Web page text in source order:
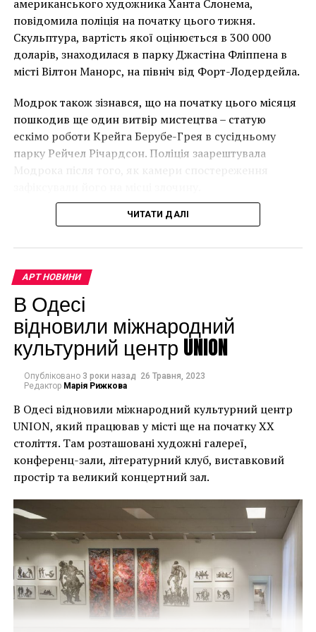
Facebook
Twitter
Pinterest
WhatsApp
ViberTelegram
Copy
Link
КОРОЛЕВСТВО КАМБОДЖА МУЗЕЙ ГИМЕ
СТАТУЯ
ЭТЬЕН ЭЙМОНЬЕР
Найден неизвестный натюрморт Гогена
ПОПЕРЕДНЯ СТАТТЯ
В Арктике нашли 8 мумий в древней могиле
Лоустофті на східному узбережжі Англії 8 серпня 2021
року. (Фото Джастіна Талліса / AFP)
В інтерв’ю “Таймс” пан Куттс сказав:
“Спочатку це було
неймовірно, але з
розвитком подій це
стало надзвичайно
впевнений, що Бенксі
усвідомлює
непередбачувані
наслідки для власників
будинків. Якби ми
могли повернути час
назад, ми б це
зробили”.
Хулігани, які намагалися зафарбувати мурал, злодії,
які відколювали зафарбовані фрагменти, щоб
продати їх у Facebook, тріщини в стіні та члени
окружної ради – це лише деякі з неприємностей, з
якими довелося зіткнутися Куттсам. Після крадіжки
їм довелося за власний кошт найняти охоронця,
який би наглядав за муралом вночі.
Єдиний вихід, кажуть Куттси, – це зняти 22-тонну
фреску, а для цього за останній місяць довелося
“зміцнити її 12 шарами смоли, скловолокна і
п’ятьма тоннами сталі, а також використовувати 40-
футовий кран, щоб забрати її”.
американського художника Ханта Слонема,
повідомила поліція на початку цього тижня.
Скульптура, вартість якої оцінюється в 300 000
доларів, знаходилася в парку Джастіна Фліппена в
місті Вілтон Манорс, на північ від Форт-Лодердейла.
Модрок також зізнався, що на початку цього місяця
пошкодив ще один витвір мистецтва – статую
ескімо роботи Крейга Берубе-Грея в сусідньому
парку Рейчел Річардсон. Поліція заарештувала
Модрока після того, як камери спостереження
Хант Слонем “Thunderbunny”, 2022
Слонем, зі свого боку, вперше почув про акт
ЧИТАТИ ДАЛІ
АРТ НОВИНИ
В Одесі
відновили міжнародний
культурний центр UNION
Опубліковано 3 роки назад 26 Травня, 2023
Редактор Марія Рижкова
В Одесі відновили міжнародний культурний центр
UNION, який працював у місті ще на початку XX
століття. Там розташовані художні галереї,
конференц-зали, літературний клуб, виставковий
простір та великий концертний зал.